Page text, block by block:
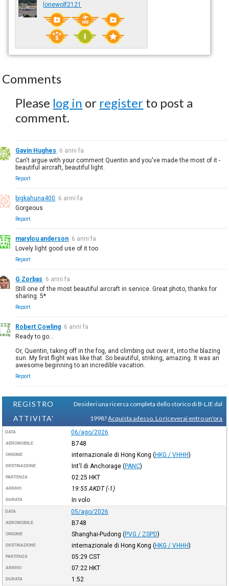
lonewolf2121
Comments
Please log in or register to post a
comment.
Gavin Hughes 6 anni fa
Can't argue with your comment Quentin and you've made the most of it -
beautiful aircraft, beautiful light.
Report
bigkahuna400 6 anni fa
Gorgeous
Report
marylou anderson 6 anni fa
Lovely light good use of it too
Report
G Zorbas 6 anni fa
Still one of the most beautiful aircraft in service. Great photo, thanks for
sharing. 5*
Report
Robert Cowling 6 anni fa
Ready to go...
Or, Quentin, taking off in the fog, and climbing out over it, into the blazing
sun. My first flight was like that. So beautiful, striking, amazing. It was an
awesome beginning to an incredible vacation.
Report
REGISTRO
ATTIVITA'
Desideri una ricerca completa dello storico di B-LJE dal
1998?Acquista adesso. Lo riceverai entro un'ora
DATA 06/ago/2026
AEROMOBILE B748
ORIGINE internazionale di Hong Kong (HKG / VHHH)
DESTINAZIONE Int'l di Anchorage (PANC)
PARTENZA 02:25 HKT
ARRIVO 19:55 AKDT(-1)
DURATA In volo
DATA 05/ago/2026
AEROMOBILE B748
ORIGINE Shanghai-Pudong (PVG / ZSPD)
DESTINAZIONE internazionale di Hong Kong (HKG / VHHH)
PARTENZA 05:29 CST
ARRIVO 07:22 HKT
DURATA 1:52